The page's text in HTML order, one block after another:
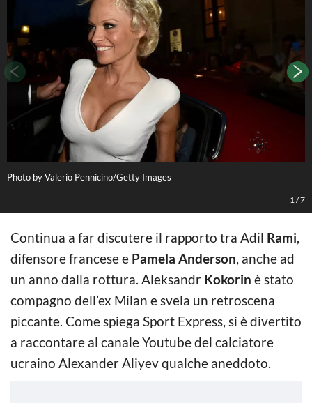
Photo by Valerio Pennicino/Getty Images
1 /7
Continua a far discutere il rapporto tra Adil Rami,
difensore francese e Pamela Anderson, anche ad
un anno dalla rottura. Aleksandr Kokorin è stato
compagno dell’ex Milan e svela un retroscena
piccante. Come spiega Sport Express, si è divertito
a raccontare al canale Youtube del calciatore
ucraino Alexander Aliyev qualche aneddoto.